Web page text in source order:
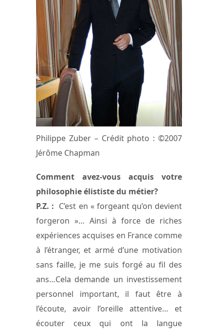
Philippe Zuber – Crédit photo : ©2007
Jérôme Chapman
Comment avez-vous acquis votre
philosophie élististe du métier?
P.Z. : C’est en « forgeant qu’on devient
forgeron »… Ainsi à force de riches
expériences acquises en France comme
à l’étranger, et armé d’une motivation
sans faille, je me suis forgé au fil des
ans…Cela demande un investissement
personnel important, il faut être à
l’écoute, avoir l’oreille attentive… et
écouter ceux qui ont la langue